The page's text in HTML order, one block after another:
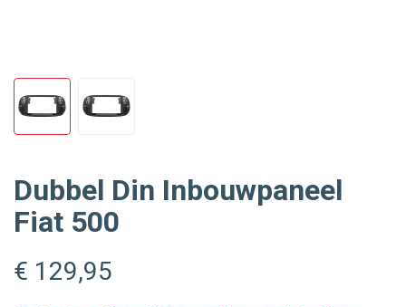
Dubbel Din Inbouwpaneel
Fiat 500
€ 129,95